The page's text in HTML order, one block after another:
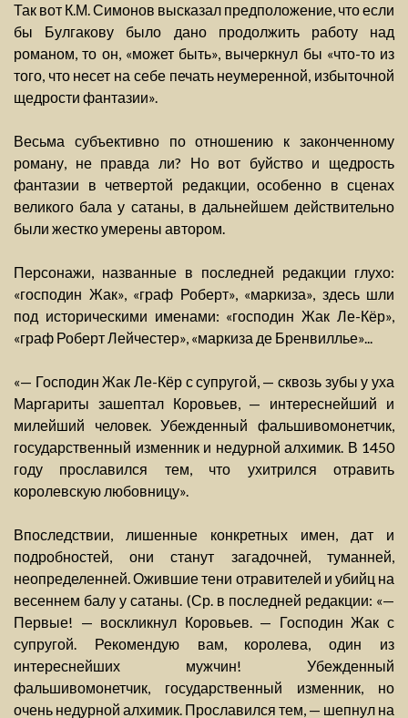
Так вот К.М. Симонов высказал предположение, что если
бы Булгакову было дано продолжить работу над
романом, то он, «может быть», вычеркнул бы «что-то из
того, что несет на себе печать неумеренной, избыточной
щедрости фантазии».
Весьма субъективно по отношению к законченному
роману, не правда ли? Но вот буйство и щедрость
фантазии в четвертой редакции, особенно в сценах
великого бала у сатаны, в дальнейшем действительно
были жестко умерены автором.
Персонажи, названные в последней редакции глухо:
«господин Жак», «граф Роберт», «маркиза», здесь шли
под историческими именами: «господин Жак Ле-Кёр»,
«граф Роберт Лейчестер», «маркиза де Бренвиллье»...
«— Господин Жак Ле-Кёр с супругой, — сквозь зубы у уха
Маргариты зашептал Коровьев, — интереснейший и
милейший человек. Убежденный фальшивомонетчик,
государственный изменник и недурной алхимик. В 1450
году прославился тем, что ухитрился отравить
королевскую любовницу».
Впоследствии, лишенные конкретных имен, дат и
подробностей, они станут загадочней, туманней,
неопределенней. Ожившие тени отравителей и убийц на
весеннем балу у сатаны. (Ср. в последней редакции: «—
Первые! — воскликнул Коровьев. — Господин Жак с
супругой. Рекомендую вам, королева, один из
интереснейших мужчин! Убежденный
фальшивомонетчик, государственный изменник, но
очень недурной алхимик. Прославился тем, — шепнул на